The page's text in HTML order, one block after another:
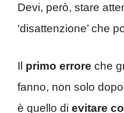
Devi, però, stare
‘disattenzione’ che
Il primo errore che
fanno, non solo
è quello di evitare